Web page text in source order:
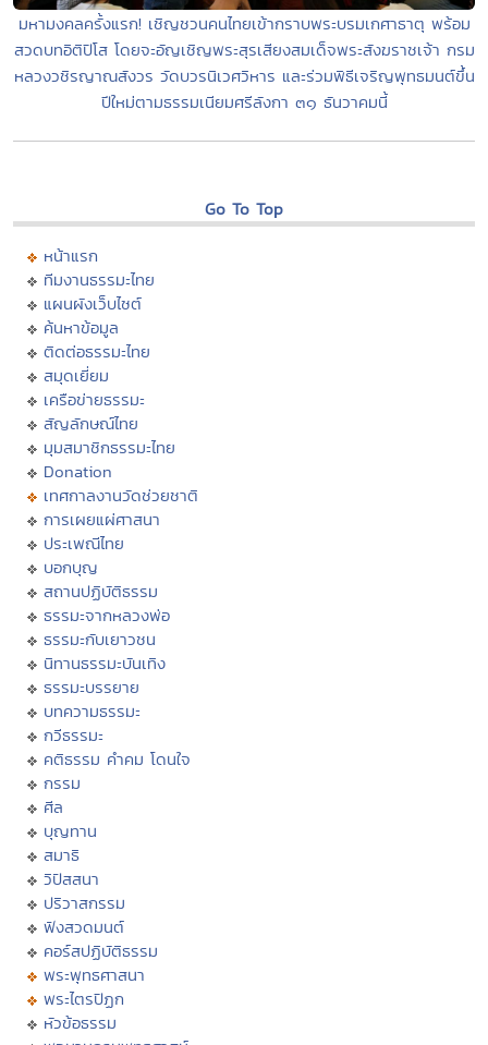
มหามงคลครั้งแรก! เชิญชวนคนไทยเข้ากราบพระบรมเกศาธาตุ พร้อม
สวดบทอิติปิโส โดยจะอัญเชิญพระสุรเสียงสมเด็จพระสังฆราชเจ้า กรม
หลวงวชิรญาณสังวร วัดบวรนิเวศวิหาร และร่วมพิธีเจริญพุทธมนต์ขึ้น
ปีใหม่ตามธรรมเนียมศรีลังกา ๓๑ ธันวาคมนี้
Go To Top
หน้าแรก
ทีมงานธรรมะไทย
แผนผังเว็บไซต์
ค้นหาข้อมูล
ติดต่อธรรมะไทย
สมุดเยี่ยม
เครือข่ายธรรมะ
สัญลักษณ์ไทย
มุมสมาชิกธรรมะไทย
Donation
เทศกาลงานวัดช่วยชาติ
การเผยแผ่ศาสนา
ประเพณีไทย
บอกบุญ
สถานปฏิบัติธรรม
ธรรมะจากหลวงพ่อ
ธรรมะกับเยาวชน
นิทานธรรมะบันเทิง
ธรรมะบรรยาย
บทความธรรมะ
กวีธรรมะ
คติธรรม คำคม โดนใจ
กรรม
ศีล
บุญทาน
สมาธิ
วิปัสสนา
ปริวาสกรรม
ฟังสวดมนต์
คอร์สปฏิบัติธรรม
พระพุทธศาสนา
พระไตรปิฏก
หัวข้อธรรม